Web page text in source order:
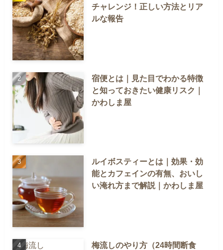
チャレンジ！正しい方法とリア
ルな報告
宿便とは｜見た目でわかる特徴
と知っておきたい健康リスク｜
かわしま屋
ルイボスティーとは｜効果・効
能とカフェインの有無、おいし
い淹れ方まで解説｜かわしま屋
梅流しのやり方（24時間断食